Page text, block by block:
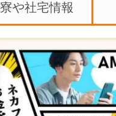
寮や社宅情報